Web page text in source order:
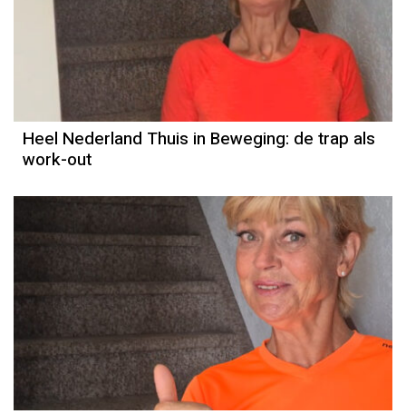
Heel Nederland Thuis in Beweging: de trap als
work-out